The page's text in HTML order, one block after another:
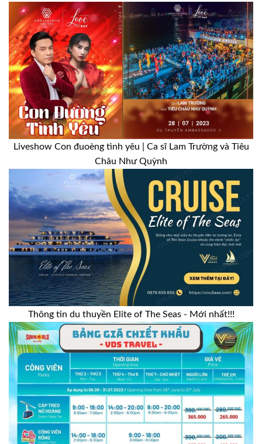
Liveshow Con đuoèng tình yêu | Ca sĩ Lam Trường và Tiêu
Châu Như Quỳnh
Thông tin du thuyền Elite of The Seas - Mới nhất!!!